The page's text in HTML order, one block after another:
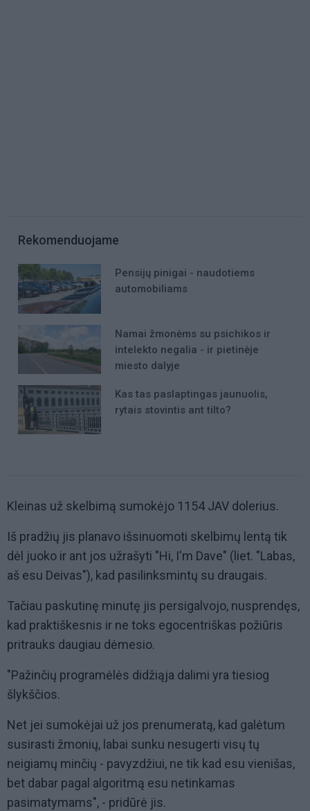
Rekomenduojame
Pensijų pinigai - naudotiems
automobiliams
Namai žmonėms su psichikos ir
intelekto negalia - ir pietinėje
miesto dalyje
Kas tas paslaptingas jaunuolis,
rytais stovintis ant tilto?
Kleinas už skelbimą sumokėjo 1154 JAV dolerius.
Iš pradžių jis planavo išsinuomoti skelbimų lentą tik
dėl juoko ir ant jos užrašyti "Hi, I'm Dave" (liet. "Labas,
aš esu Deivas"), kad pasilinksmintų su draugais.
Tačiau paskutinę minutę jis persigalvojo, nusprendęs,
kad praktiškesnis ir ne toks egocentriškas požiūris
pritrauks daugiau dėmesio.
"Pažinčių programėlės didžiąja dalimi yra tiesiog
šlykščios.
Net jei sumokėjai už jos prenumeratą, kad galėtum
susirasti žmonių, labai sunku nesugerti visų tų
neigiamų minčių - pavyzdžiui, ne tik kad esu vienišas,
bet dabar pagal algoritmą esu netinkamas
pasimatymams", - pridūrė jis.